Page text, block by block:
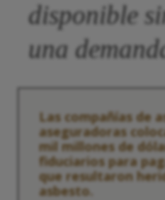
disponible
una
Las compañías de
aseguradoras
mil millones de
fiduciarios para
que resultaron
asbesto.